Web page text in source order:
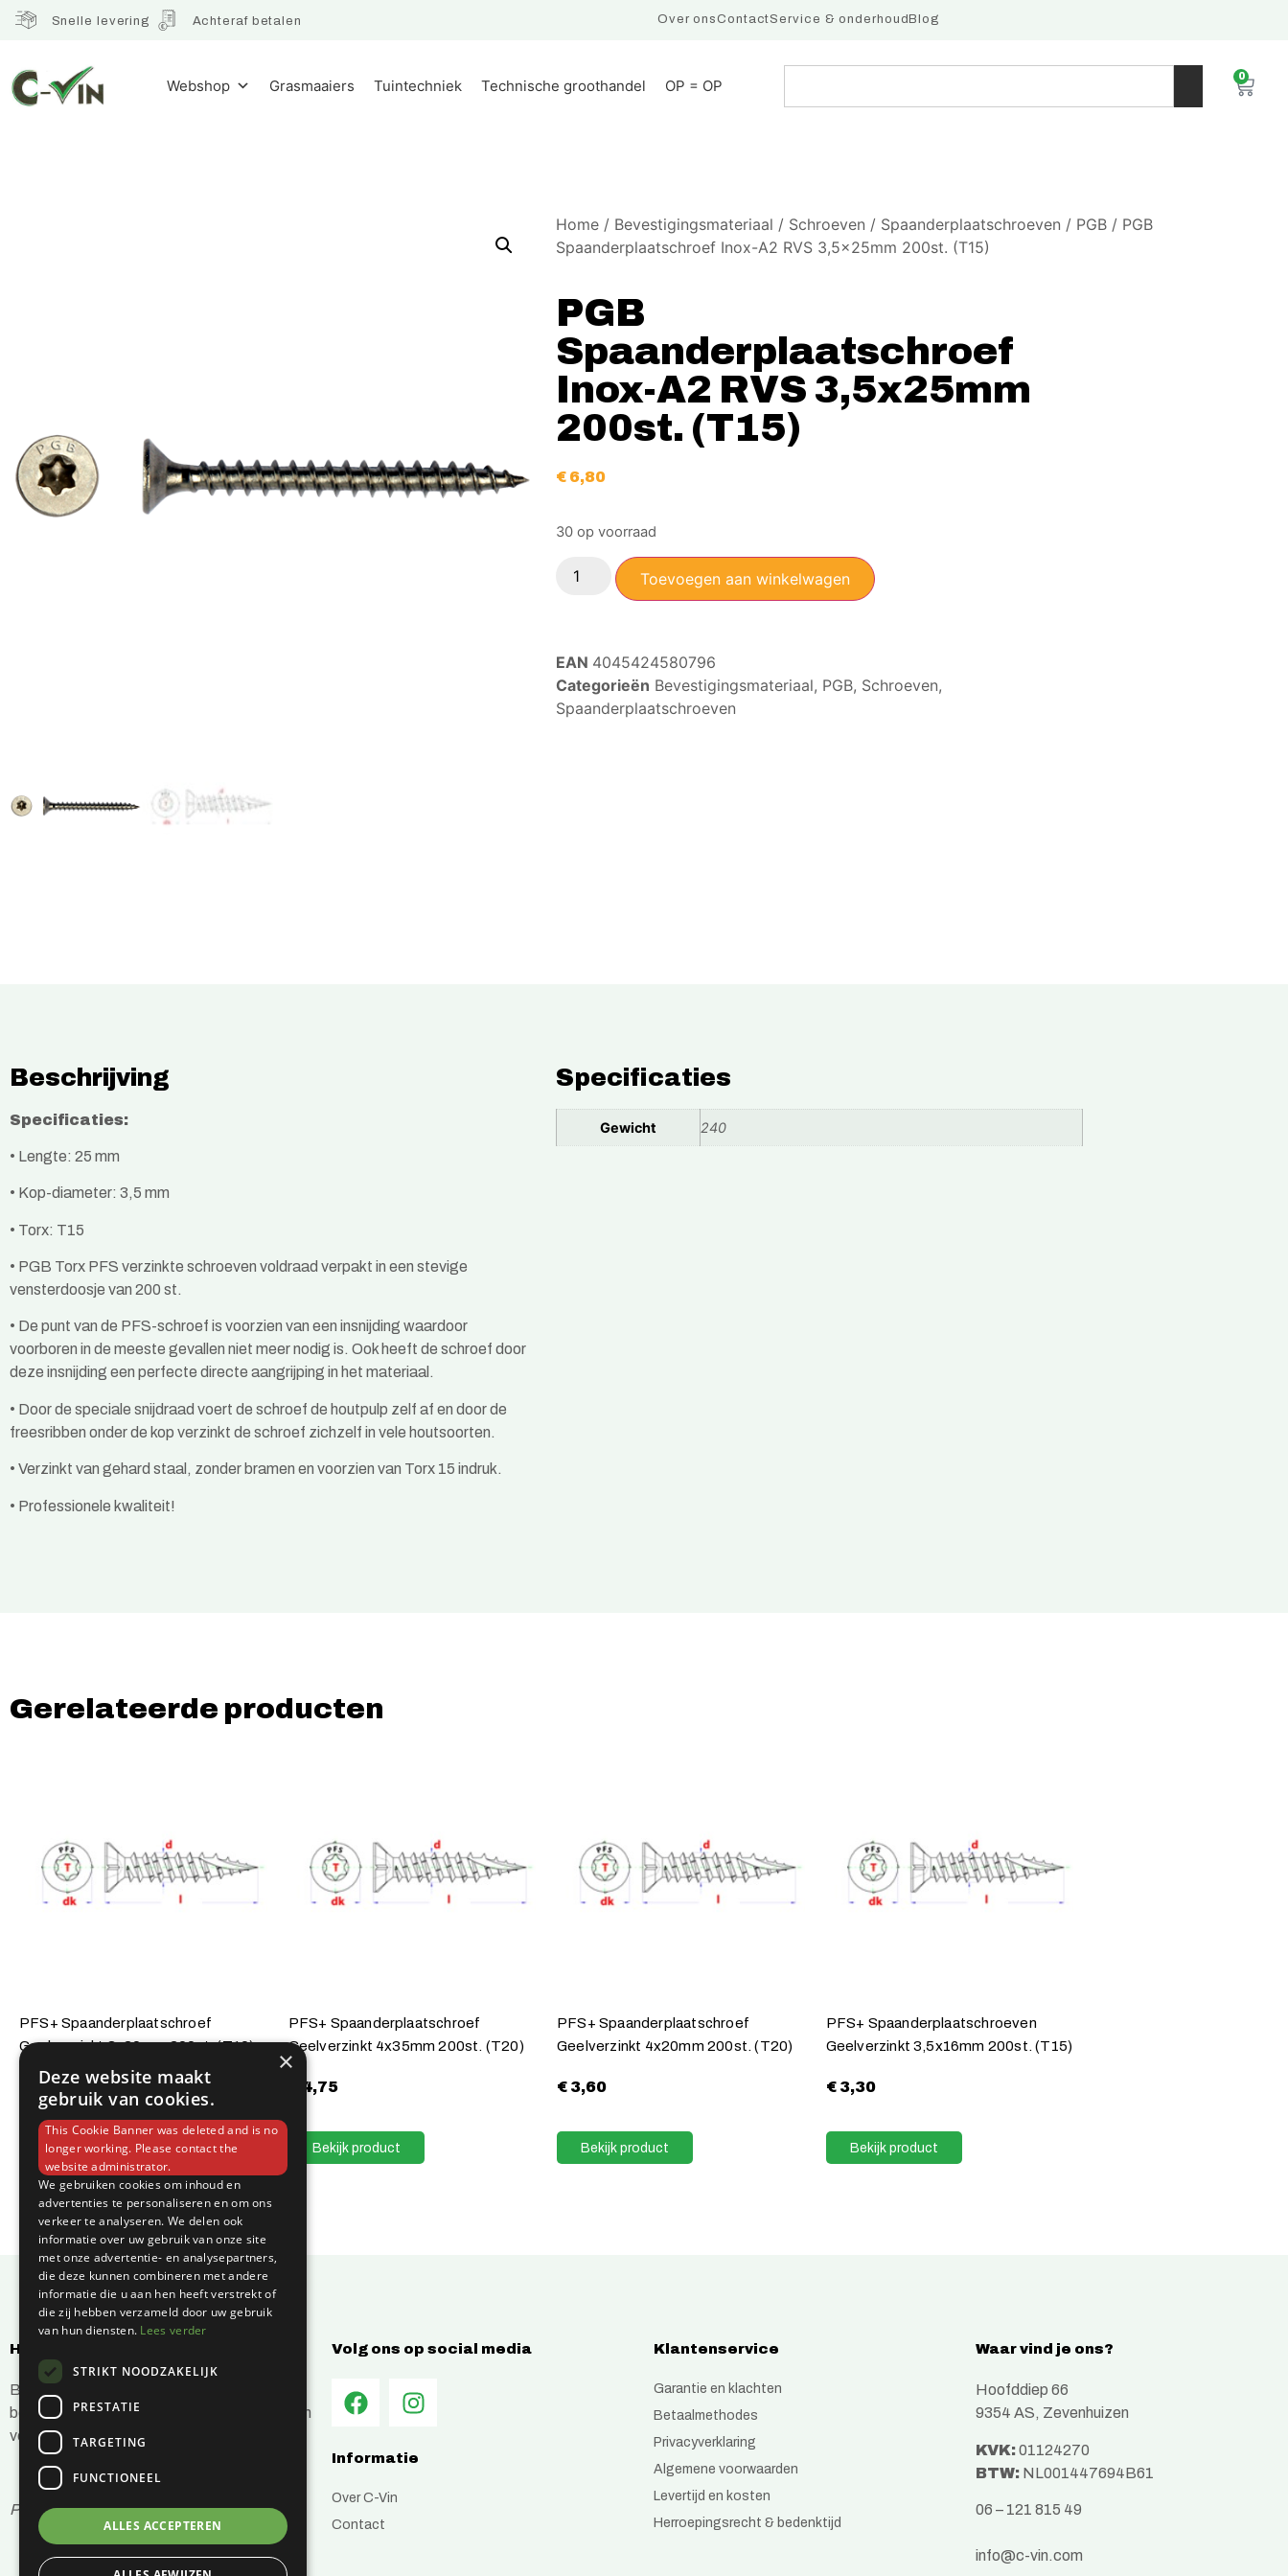
Snelle levering Achteraf betalen Over onsContactService & onderhoudBlog
Webshop Grasmaaiers Tuintechniek Technische groothandel OP = OP
0
Home / Bevestigingsmateriaal / Schroeven / Spaanderplaatschroeven / PGB / PGB
Spaanderplaatschroef Inox-A2 RVS 3,5x25mm 200st. (T15)
PGB
Spaanderplaatschroef
Inox-A2 RVS 3,5x25mm
200st. (T15)
€6,80
30 op voorraad
Toevoegen aan winkelwagen
EAN 4045424580796
Categorieën Bevestigingsmateriaal, PGB, Schroeven,
Spaanderplaatschroeven
Beschrijving
Specificaties:
• Lengte: 25 mm
• Kop-diameter: 3,5 mm
• Torx: T15
• PGB Torx PFS verzinkte schroeven voldraad verpakt in een stevige
vensterdoosje van 200 st.
• De punt van de PFS-schroef is voorzien van een insnijding waardoor
voorboren in de meeste gevallen niet meer nodig is. Ook heeft de schroef door
deze insnijding een perfecte directe aangrijping in het materiaal.
• Door de speciale snijdraad voert de schroef de houtpulp zelf af en door de
freesribben onder de kop verzinkt de schroef zichzelf in vele houtsoorten.
•Verzinkt van gehard staal, zonder bramen en voorzien van Torx 15 indruk.
• Professionele kwaliteit!
Specificaties
Gewicht 240
Gerelateerde producten
PFS+ Spaanderplaatschroef
Geelverzinkt 3x20mm 200st. (T10)
3,05
Bekijk product
PFS+ Spaanderplaatschroef
Geelverzinkt 4x35mm 200st. (T20)
4,75
Bekijk product
PFS+ Spaanderplaatschroef
Geelverzinkt 4x20mm 200st. (T20)
€3,60
Bekijk product
PFS+ Spaanderplaatschroeven
Geelverzinkt 3,5x16mm 200st. (T15)
€3,30
Bekijk product
Hoe kunnen wij jou helpen?
Bij C-Vin hebben wij alles in huis om je
bouwprojecten efficiënt en succesvol te laten
verlopen.
Prijzen zijn inclusief btw
Volg ons op social media
Informatie
Over C-Vin
Contact
Klantenservice
Garantie en klachten
Betaalmethodes
Privacyverklaring
Algemene voorwaarden
Levertijd en kosten
Herroepingsrecht & bedenktijd
Waar vind je ons?
Hoofddiep 66
9354 AS, Zevenhuizen
KVK:01124270
BTW:NL001447694B61
06 – 121 815 49
info@c-vin.com
×
Deze website maakt
gebruik van cookies.
This Cookie Banner was deleted and is no
longer working. Please contact the
website administrator.
We gebruiken cookies om inhoud en
advertenties te personaliseren en om ons
verkeer te analyseren. We delen ook
informatie over uw gebruik van onze site
met onze advertentie- en analysepartners,
die deze kunnen combineren met andere
informatie die u aan hen heeft verstrekt of
die zij hebben verzameld door uw gebruik
van hun diensten. Lees verder
STRIKT NOODZAKELIJK
PRESTATIE
TARGETING
FUNCTIONEEL
ALLES ACCEPTEREN